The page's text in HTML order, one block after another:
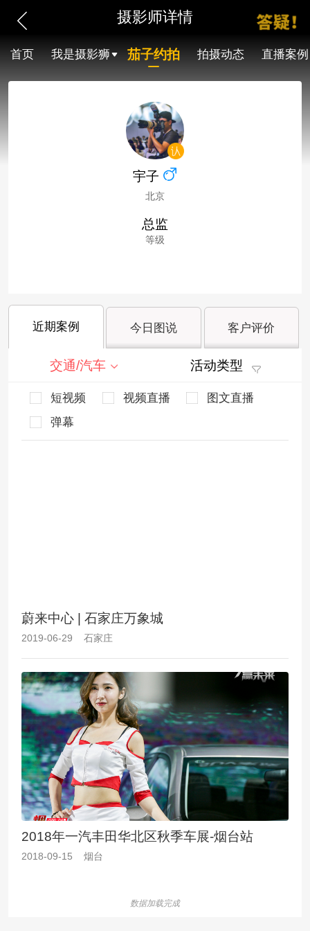
摄影师详情
首页 我是摄影狮 茄子约拍 拍摄动态 直播案例
宇子
北京
总监
等级
近期案例 今日图说 客户评价
交通/汽车 活动类型
短视频 视频直播
图文直播
弹幕
蔚来中心 | 石家庄万象城
2019-06-29 石家庄
2018年一汽丰田华北区秋季车展-烟台站
2018-09-15 烟台
数据加载完成